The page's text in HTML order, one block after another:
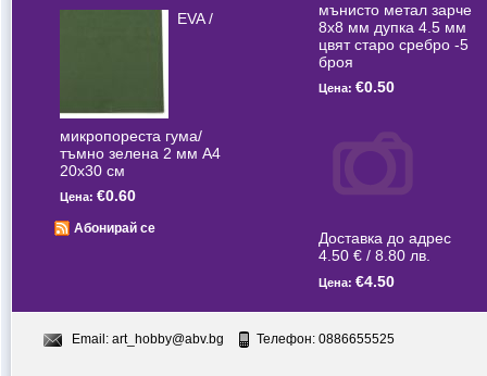
EVA /
микропореста гума/
тъмно зелена 2 мм А4
20x30 см
Цена: €0.60
Абонирай се
мънисто метал зарче
8x8 мм дупка 4.5 мм
цвят старо сребро -5
броя
Цена: €0.50
Доставка до адрес
4.50 € / 8.80 лв.
Цена: €4.50
Email: art_hobby@abv.bg Телефон: 0886655525